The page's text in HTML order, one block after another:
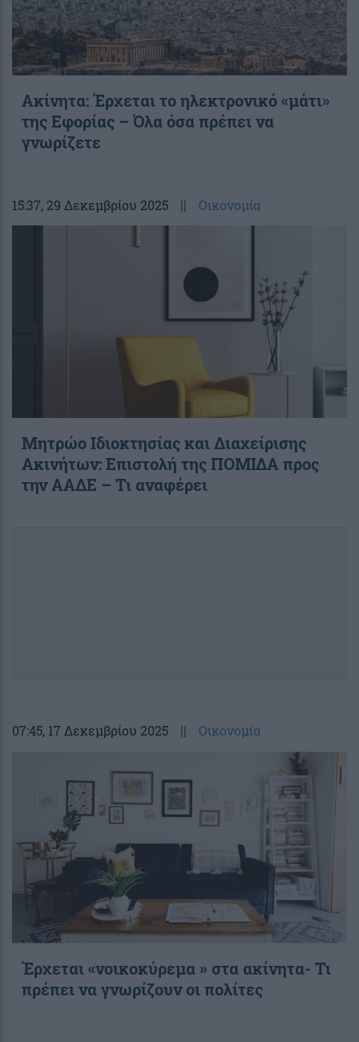
Ακίνητα: Έρχεται το ηλεκτρονικό «μάτι»
της Εφορίας – Όλα όσα πρέπει να
γνωρίζετε
15:37, 29 Δεκεμβρίου 2025 || Οικονομία
Μητρώο Ιδιοκτησίας και Διαχείρισης
Ακινήτων: Επιστολή της ΠΟΜΙΔΑ προς
την ΑΑΔΕ – Τι αναφέρει
07:45, 17 Δεκεμβρίου 2025 || Οικονομία
Έρχεται «νοικοκύρεμα » στα ακίνητα- Τι
πρέπει να γνωρίζουν οι πολίτες